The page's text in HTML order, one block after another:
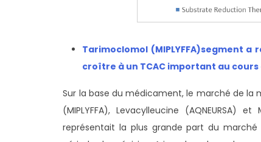
Tarimoclomol (MIPLYFFA)segment a
croître à un TCAC important au
Sur la base du médicament, le marché de la
(MIPLYFFA), Levacylleucine (AQNEURSA)
représentait la plus grande part du